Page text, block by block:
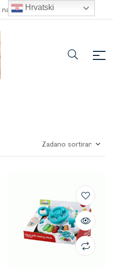
veće od 100,00 €
Hrvatski